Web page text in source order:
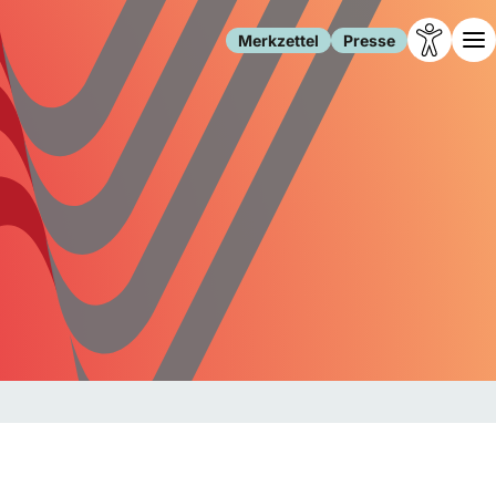
Merkzettel Presse
Leben
Familie
Freizeit
Gesundheit
Internet
Gesellschaft
Forschung
Migration
Polizei